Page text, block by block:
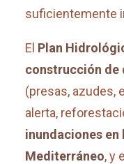
suficientemente
El Plan
construcción de
(presas, azudes,
alerta,
inundaciones en
Mediterráneo, y